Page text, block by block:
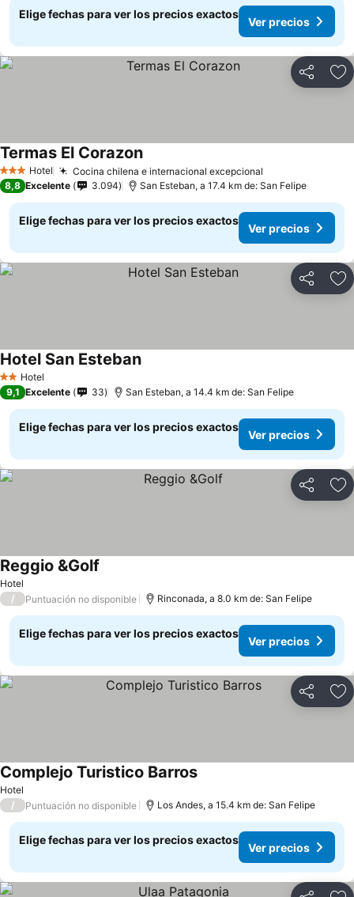
Elige fechas para ver los precios exactos
Ver precios
Compartir
3 Estrellas
Hotel Cocina chilena e internacional excepcional
Termas El CorazonVer precios
8,8 Excelente 3.094 San Esteban, a 17.4 km de: San Felipe
Elige fechas para ver los precios exactos
Ver precios
Compartir
2 Estrellas
Hotel
Hotel San EstebanVer precios
9,1 Excelente 33 San Esteban, a 14.4 km de: San Felipe
Elige fechas para ver los precios exactos
Ver precios
Compartir
Hotel
Reggio &Golf
/ Puntuación no disponible Rinconada, a 8.0 km de: San Felipe
Elige fechas para ver los precios exactos
Ver precios
Compartir
Hotel
Complejo Turistico BarrosVer precios
/ Puntuación no disponible Los Andes, a 15.4 km de: San Felipe
Elige fechas para ver los precios exactos
Ver precios